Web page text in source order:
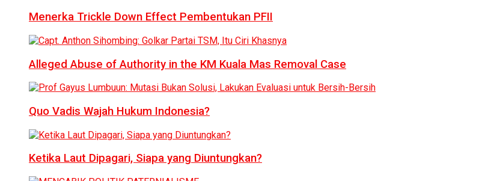
Menerka Trickle Down Effect Pembentukan PFII
Alleged Abuse of Authority in the KM Kuala Mas Removal Case
Quo Vadis Wajah Hukum Indonesia?
Ketika Laut Dipagari, Siapa yang Diuntungkan?